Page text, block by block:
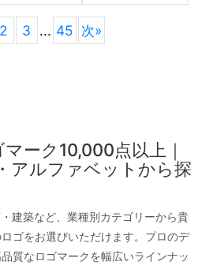
2 3 ... 45 次»
ーク10,000点以上｜
アルファベットから探
建築など、業種別カテゴリーから貴
ゴをお選びいただけます。プロのデ
質なロゴマークを幅広いラインナッ